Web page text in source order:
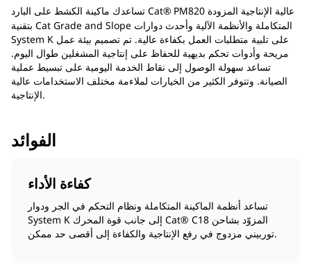
تساعدك ماكينة الكشط على البارد Cat® PM820 عالية الإنتاجية المزودة
بتقنية Cat Grade and Slope المتكاملة والأنظمة الآلية وأحدث دوارات
System K على تلبية متطلبات العمل بكفاءة عالية. تم تصميم بيئة عمل
مريحة وأدوات تحكم بديهية للحفاظ على إنتاجية المشغلين طوال اليوم.
تساعد سهولة الوصول إلى نقاط الخدمة اليومية على تبسيط عملية
الصيانة. وتتوفر الكثير من الخيارات لملاءمة مختلف الاستخدامات عالية
الإنتاجية.
الفوائد
كفاءة الأداء
تساعد أنظمة الماكينة المتكاملة ونظام التحكم في الجر ودوار
System K إلى جانب قوة المحرك Cat® C18 المزوّد بشاحن
توربيني مزدوج في رفع الإنتاجية والكفاءة إلى أقصى حد ممكن.